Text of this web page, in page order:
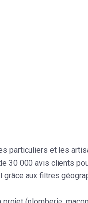
particuliers et les
30 000 avis clients
aux filtres
(plomberie,